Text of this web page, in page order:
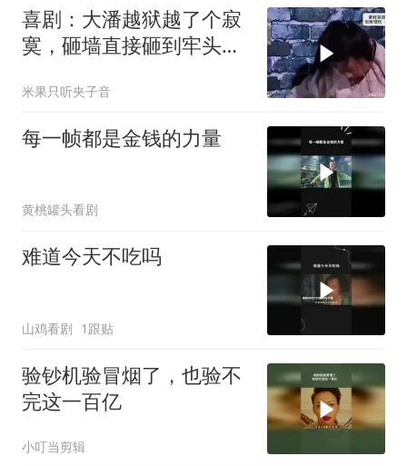
喜剧：大潘越狱越了个寂
寞，砸墙直接砸到牢头面
米果只听夹子音
每一帧都是金钱的力量
黄桃罐头看剧
难道今天不吃吗
山鸡看剧 1跟贴
验钞机验冒烟了，也验不
完这一百亿
小叮当剪辑